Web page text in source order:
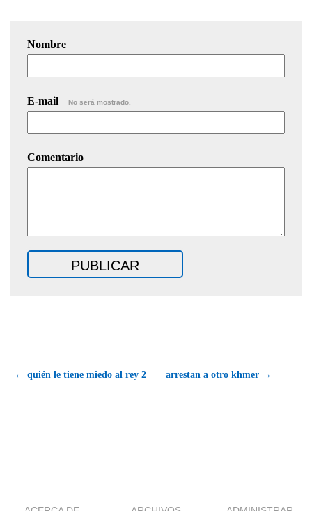
Nombre
E-mail No será mostrado.
Comentario
← quién le tiene miedo al rey 2 arrestan a otro khmer →